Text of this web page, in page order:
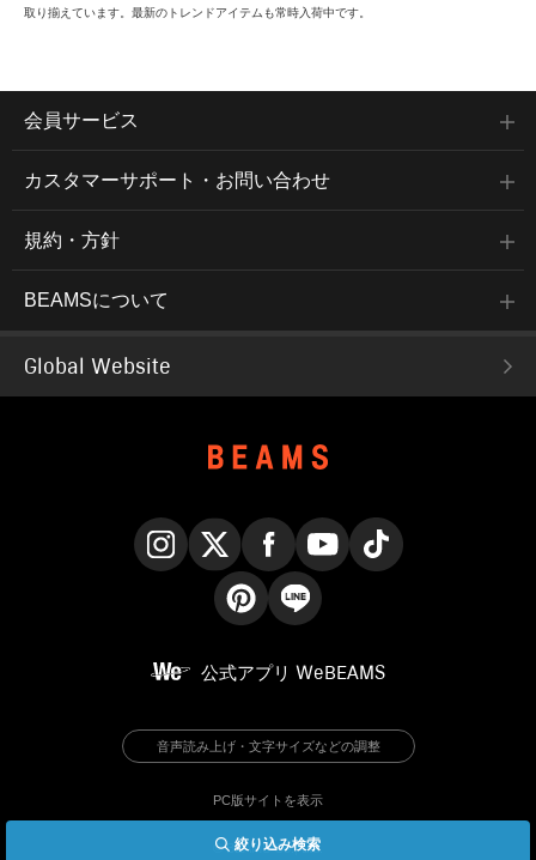
絞り込み検索
取り揃えています。最新のトレンドアイテムも常時入荷中です。
会員サービス
カスタマーサポート・お問い合わせ
規約・方針
BEAMSについて
Global Website
公式アプリ WeBEAMS
音声読み上げ・文字サイズなどの調整
PC版サイトを表示
© BEAMS Co., Ltd.